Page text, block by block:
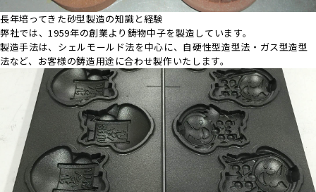
長年培ってきた砂型製造の知識と経験
弊社では、1959年の創業より鋳物中子を製造しています。
製造手法は、シェルモールド法を中心に、自硬性型造型法・ガス型造型
法など、お客様の鋳造用途に合わせ製作いたします。